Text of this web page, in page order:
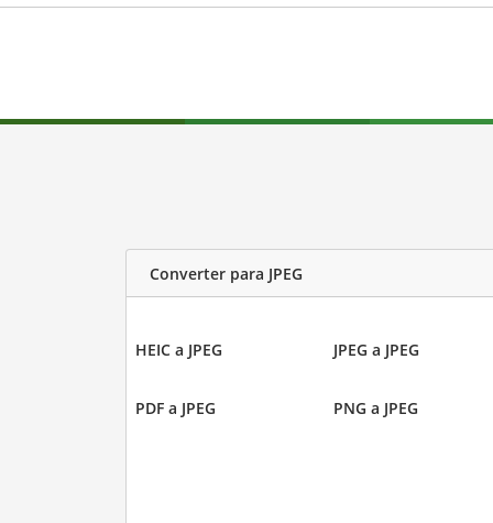
Converter para JPEG
HEIC a JPEG JPEG a JPEG
PDF a JPEG PNG a JPEG